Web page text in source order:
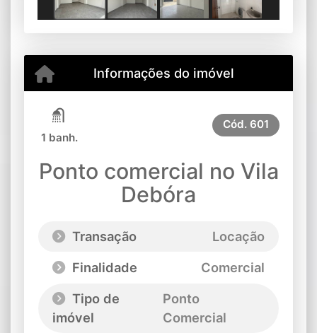
Previous
Informações do imóvel
1 banh.
Cód. 601
Ponto comercial no Vila
Debóra
Transação
Locação
Finalidade
Comercial
Tipo de
imóvel
Ponto
Comercial